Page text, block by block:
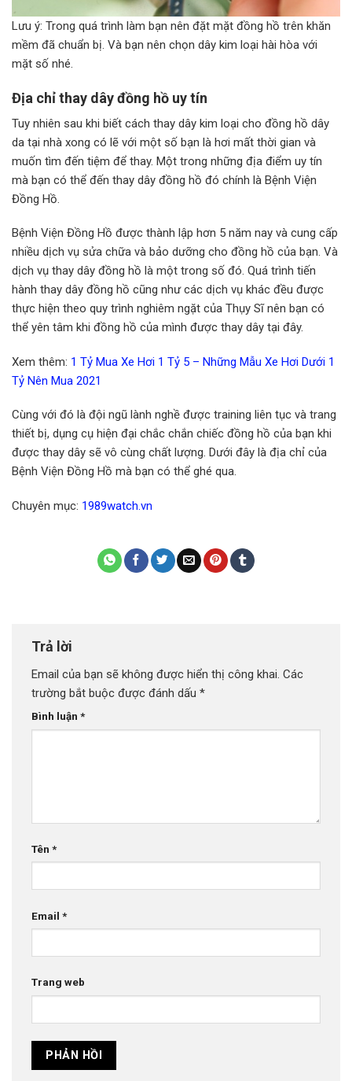
Lưu ý: Trong quá trình làm bạn nên đặt mặt đồng hồ trên khăn
mềm đã chuẩn bị. Và bạn nên chọn dây kim loại hài hòa với
mặt số nhé.
Địa chỉ thay dây đồng hồ uy tín
Tuy nhiên sau khi biết cách thay dây kim loại cho đồng hồ dây
da tại nhà xong có lẽ với một số bạn là hơi mất thời gian và
muốn tìm đến tiệm để thay. Một trong những địa điểm uy tín
mà bạn có thể đến thay dây đồng hồ đó chính là Bệnh Viện
Đồng Hồ.
Bệnh Viện Đồng Hồ được thành lập hơn 5 năm nay và cung cấp
nhiều dịch vụ sửa chữa và bảo dưỡng cho đồng hồ của bạn. Và
dịch vụ thay dây đồng hồ là một trong số đó. Quá trình tiến
hành thay dây đồng hồ cũng như các dịch vụ khác đều được
thực hiện theo quy trình nghiêm ngặt của Thụy Sĩ nên bạn có
thể yên tâm khi đồng hồ của mình được thay dây tại đây.
Xem thêm: 1 Tỷ Mua Xe Hơi 1 Tỷ 5 – Những Mẫu Xe Hơi Dưới 1
Tỷ Nên Mua 2021
Cùng với đó là đội ngũ lành nghề được training liên tục và trang
thiết bị, dụng cụ hiện đại chắc chắn chiếc đồng hồ của bạn khi
được thay dây sẽ vô cùng chất lượng. Dưới đây là địa chỉ của
Bệnh Viện Đồng Hồ mà bạn có thể ghé qua.
Chuyên mục: 1989watch.vn
Trả lời
Email của bạn sẽ không được hiển thị công khai. Các
trường bắt buộc được đánh dấu *
Bình luận *
Tên *
Email *
Trang web